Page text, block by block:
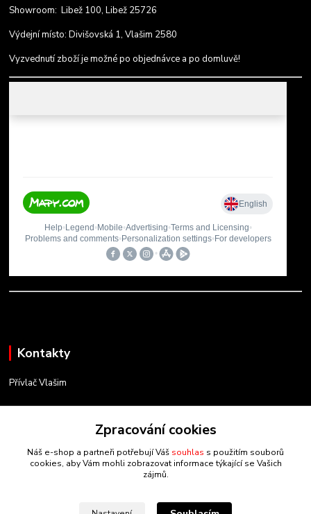
Showroom: Libež 100, Libež 25726
Výdejní místo: Divišovská 1, Vlašim 2580
Vyzvednutí zboží je možné po objednávce a po domluvě!
Kontakty
Přívlač Vlašim
734 754 584
info@privlacvlasim.cz
Zpracování cookies
Náš e-shop a partneři potřebují Váš souhlas s použitím souborů
cookies, aby Vám mohli zobrazovat informace týkající se Vašich
zájmů.